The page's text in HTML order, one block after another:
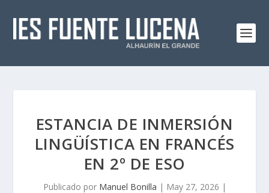
ESTANCIA DE INMERSIÓN
LINGÜÍSTICA EN FRANCÉS
EN 2º DE ESO
Publicado por Manuel Bonilla | May 27, 2026 |